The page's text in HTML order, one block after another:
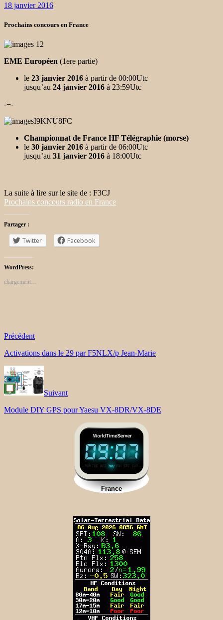
18 janvier 2016
Prochains concours en France
EME Européen (1ere partie)
le 23 janvier 2016 à partir de 00:00Utc
jusqu’au 24 janvier 2016 à 23:59Utc
-=-
Championnat de France HF Télégraphie (morse)
le 30 janvier 2016 à partir de 06:00Utc
jusqu’au 31 janvier 2016 à 18:00Utc
La suite à lire sur le site de : F3CJ
Prochains concours radio en France
Partager :
Twitter Facebook
WordPress:
chargement…
Précédent
Activations dans le 29 par F5NLX/p Jean-Marie
Suivant
Module DIY GPS pour Yaesu VX-8DR/VX-8DE